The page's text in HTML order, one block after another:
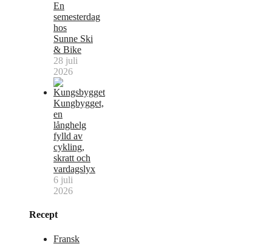
En
semesterdag
hos
Sunne Ski
& Bike
28 juli
2026
Kungbygget,
en
långhelg
fylld av
cykling,
skratt och
vardagslyx
6 juli
2026
Recept
Fransk